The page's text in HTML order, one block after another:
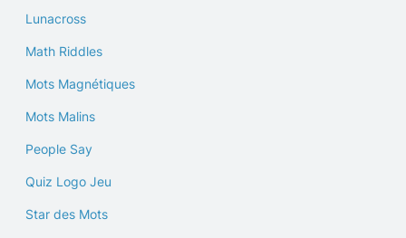
Lunacross
Math Riddles
Mots Magnétiques
Mots Malins
People Say
Quiz Logo Jeu
Star des Mots